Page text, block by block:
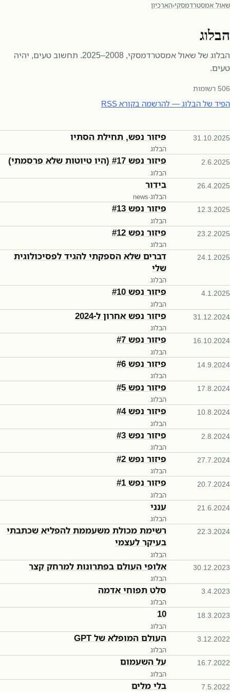
שאול אמסטרדמסקי›הארכיון
הבלוג
הבלוג של שאול אמסטרדמסקי, 2008–2025. תחשוב טעים, יהיה
טעים.
506 רשומות
הפיד של הבלוג — להרשמה בקורא RSS
31.10.2025 פיזור נפש, תחילת הסתיו
הבלוג
2.6.2025 פיזור נפש #17 (היו טיוטות שלא פרסמתי)
הבלוג
26.4.2025 בידור
הבלוג·
news
12.3.2025 פיזור נפש #13
הבלוג
23.2.2025 פיזור נפש #12
הבלוג
24.1.2025
דברים שלא הספקתי להגיד לפסיכולוגית
שלי
הבלוג
4.1.2025 פיזור נפש #10
הבלוג
31.12.2024 פיזור נפש אחרון ל-2024
הבלוג
16.10.2024 פיזור נפש #7
הבלוג
14.9.2024 פיזור נפש #6
הבלוג
17.8.2024 פיזור נפש #5
הבלוג
10.8.2024 פיזור נפש #4
הבלוג
2.8.2024 פיזור נפש #3
הבלוג
27.7.2024 פיזור נפש #2
הבלוג
20.7.2024 פיזור נפש #1
הבלוג
21.6.2024 ענני
הבלוג
22.3.2024
רשימת מכולת משעממת להפליא שכתבתי
בעיקר לעצמי
הבלוג
30.12.2023 אלופי העולם בפתרונות למרחק קצר
הבלוג
3.4.2023 סלט תפוחי אדמה
הבלוג
18.3.2023
10
הבלוג
3.12.2022 העולם המופלא של GPT
הבלוג
16.7.2022 על השעמום
הבלוג
7.5.2022 בלי מלים